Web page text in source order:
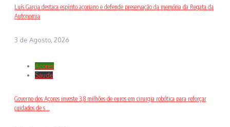
Luís Garcia destaca espírito açoriano e defende preservação da memória da Regata da
Autonomia
3 de Agosto, 2026
Açores
Saude
Governo dos Açores investe 3,8 milhões de euros em cirurgia robótica para reforçar
cuidados de s...